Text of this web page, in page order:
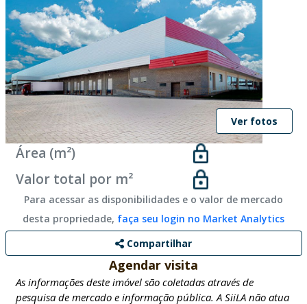
Ver fotos
Área (m²)
Valor total por m²
Para acessar as disponibilidades e o valor de mercado
desta propriedade, faça seu login no Market Analytics
Compartilhar
Agendar visita
As informações deste imóvel são coletadas através de
pesquisa de mercado e informação pública. A SiiLA não atua